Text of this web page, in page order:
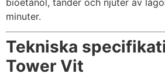
minuter.
Tekniska
Tower Vit